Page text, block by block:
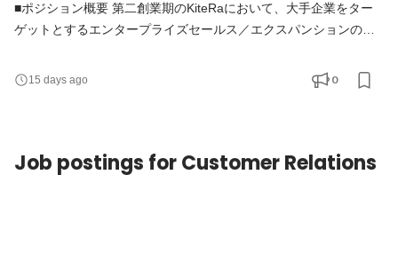
■ポジション概要 第二創業期のKiteRaにおいて、大手企業をター
ゲットとするエンタープライズセールス／エクスパンションのポ
組織課題に対する価値設計から経営層・部門責任者へのアプロー
チを推進。単なるプロダクト販売にとどまらず、MRR／ARPAの
15 days ago 0
Job postings for Customer Relations